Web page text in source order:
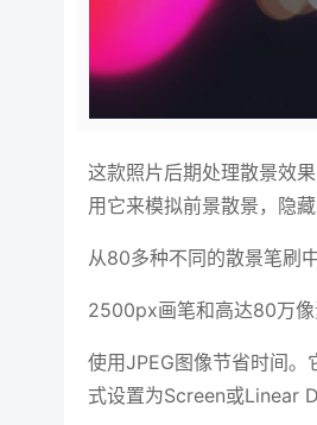
这款照片后期处理散景效
用它来模拟前景散景，隐藏
从80多种不同的散景笔刷
2500px画笔和高达80万像
使用JPEG图像节省时间
式设置为Screen或Linear